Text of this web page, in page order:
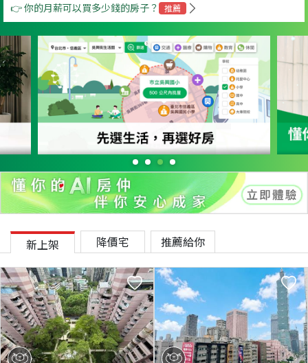
👉 你的月薪可以買多少錢的房子？ 推薦
新上架 降價宅 推薦給你